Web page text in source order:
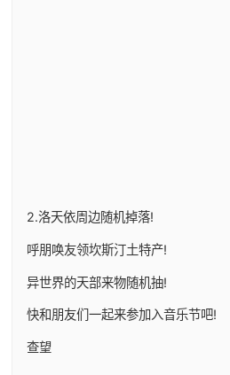
2.洛天依周边随机掉落!
呼朋唤友领坎斯汀土特产!
异世界的天部来物随机抽!
快和朋友们一起来参加入音乐节吧!
查望